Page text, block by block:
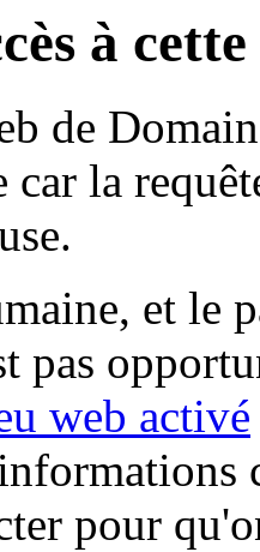
à
de
car la
et le
pas
web activé
pour